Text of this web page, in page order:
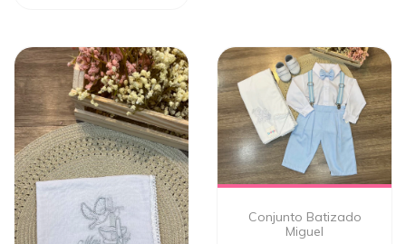
Conjunto Batizado
Miguel